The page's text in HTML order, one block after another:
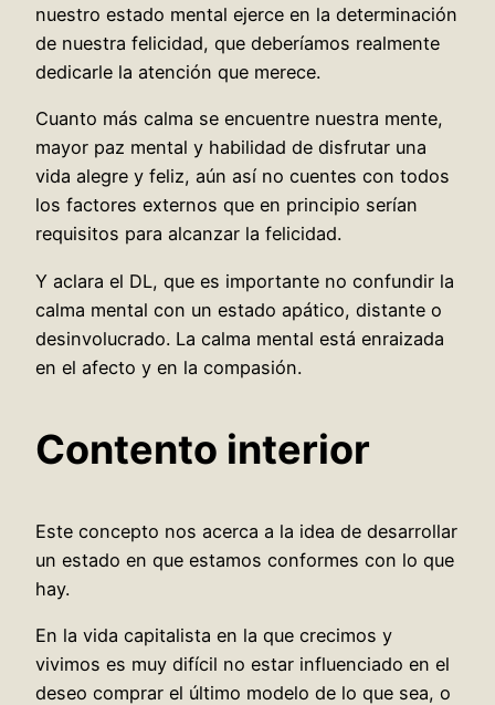
nuestro estado mental ejerce en la determinación
de nuestra felicidad, que deberíamos realmente
dedicarle la atención que merece.
Cuanto más calma se encuentre nuestra mente,
mayor paz mental y habilidad de disfrutar una
vida alegre y feliz, aún así no cuentes con todos
los factores externos que en principio serían
requisitos para alcanzar la felicidad.
Y aclara el DL, que es importante no confundir la
calma mental con un estado apático, distante o
desinvolucrado. La calma mental está enraizada
en el afecto y en la compasión.
Contento interior
Este concepto nos acerca a la idea de desarrollar
un estado en que estamos conformes con lo que
hay.
En la vida capitalista en la que crecimos y
vivimos es muy difícil no estar influenciado en el
deseo comprar el último modelo de lo que sea, o